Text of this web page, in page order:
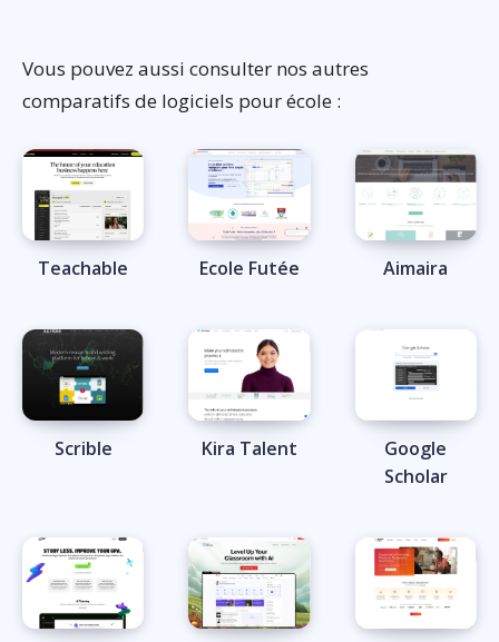
Vous pouvez aussi consulter nos autres
comparatifs de logiciels pour école :
Teachable Ecole Futée Aimaira
Scrible Kira Talent
Google
Scholar